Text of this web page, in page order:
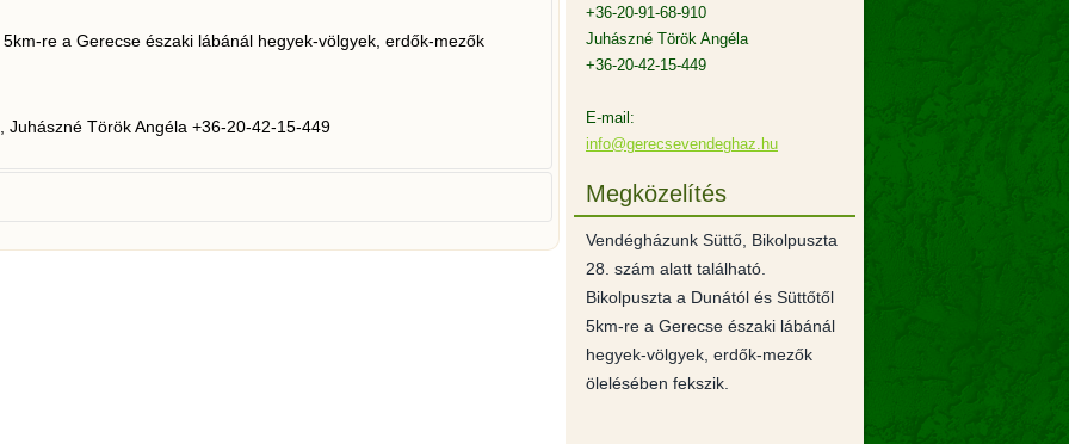
re a Gerecse északi lábánál hegyek-völgyek, erdők-mezők
Török Angéla +36-20-42-15-449
+36-20-91-68-910
Juhászné Török Angéla
+36-20-42-15-449
E-mail:
info@gerecsevendeghaz.hu
Megközelítés
Vendégházunk Süttő, Bikolpuszta
28. szám alatt található.
Bikolpuszta a Dunától és Süttőtől
5km-re a Gerecse északi lábánál
hegyek-völgyek, erdők-mezők
ölelésében fekszik.